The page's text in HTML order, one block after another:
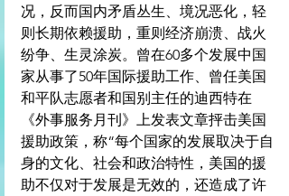
况，反而国内矛盾丛生、境况恶化，轻
则长期依赖援助，重则经济崩溃、战火
纷争、生灵涂炭。曾在60多个发展中国
家从事了50年国际援助工作、曾任美国
和平队志愿者和国别主任的迪西特在
《外事服务月刊》上发表文章抨击美国
援助政策，称“每个国家的发展取决于自
身的文化、社会和政治特性，美国的援
助不仅对于发展是无效的，还造成了许